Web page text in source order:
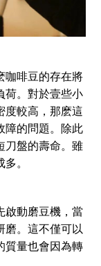
咖啡豆的存在將
荷。對於壹些小
度較高，那麽這
障的問題。除此
刀盤的壽命。雖
。
啟動磨豆機，當
磨。這不僅可以
質量也會因為轉